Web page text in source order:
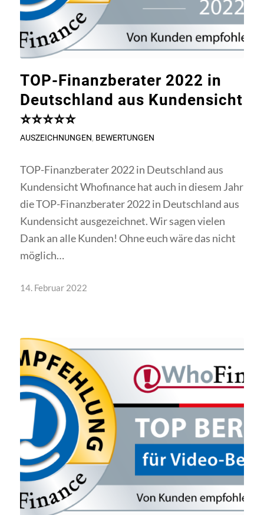
TOP-Finanzberater 2022 in
Deutschland aus Kundensicht
⭐⭐⭐⭐⭐
AUSZEICHNUNGEN, BEWERTUNGEN
TOP-Finanzberater 2022 in Deutschland aus
Kundensicht Whofinance hat auch in diesem Jahr
die TOP-Finanzberater 2022 in Deutschland aus
Kundensicht ausgezeichnet. Wir sagen vielen
Dank an alle Kunden! Ohne euch wäre das nicht
möglich…
14. Februar 2022